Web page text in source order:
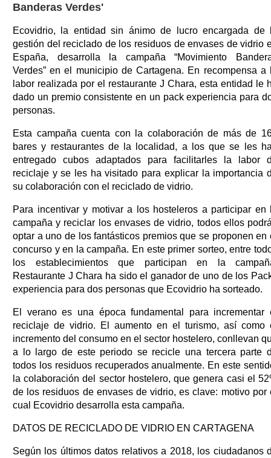
Banderas Verdes'
Ecovidrio, la entidad sin ánimo de lucro encargada de
gestión del reciclado de los residuos de envases de vidrio
España, desarrolla la campaña “Movimiento
Verdes” en el municipio de Cartagena. En recompensa a
labor realizada por el restaurante J Chara, esta entidad le
dado un premio consistente en un pack experiencia para
personas.
Esta campaña cuenta con la colaboración de más de
bares y restaurantes de la localidad, a los que se les
entregado cubos adaptados para facilitarles la labor
reciclaje y se les ha visitado para explicar la importancia
su colaboración con el reciclado de vidrio.
Para incentivar y motivar a los hosteleros a participar en
campaña y reciclar los envases de vidrio, todos ellos
optar a uno de los fantásticos premios que se proponen en
concurso y en la campaña. En este primer sorteo, entre
los establecimientos que participan en la
Restaurante J Chara ha sido el ganador de uno de los
experiencia para dos personas que Ecovidrio ha sorteado.
El verano es una época fundamental para incrementar
reciclaje de vidrio. El aumento en el turismo, así como
incremento del consumo en el sector hostelero, conllevan
a lo largo de este periodo se recicle una tercera parte
todos los residuos recuperados anualmente. En este
la colaboración del sector hostelero, que genera casi el
de los residuos de envases de vidrio, es clave: motivo por
cual Ecovidrio desarrolla esta campaña.
DATOS DE RECICLADO DE VIDRIO EN CARTAGENA
Según los últimos datos relativos a 2018, los ciudadanos